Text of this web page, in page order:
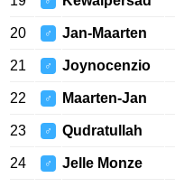
20 ♂ Jan-Maarten
21 ♂ Joynocenzio
22 ♂ Maarten-Jan
23 ♂ Qudratullah
24 ♂ Jelle Monze